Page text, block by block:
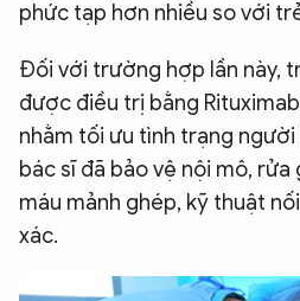
phức tạp hơn nhiều so với
Đối với trường hợp lần này,
được điều trị bằng
nhằm tối ưu tình trạng người
bác sĩ đã bảo vệ nội mô,
máu mảnh ghép, kỹ thuật
xác.